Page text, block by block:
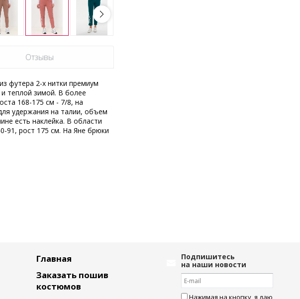
Отзывы
футера 2-х нитки премиум
теплой зимой. В более
168-175 см - 7/8, на
удержания на талии, объем
есть наклейка. В области
91, рост 175 см. На Яне брюки
Главная
Заказать пошив
костюмов
Подпишитесь
на наши новости
Нажимая на кнопку, я даю